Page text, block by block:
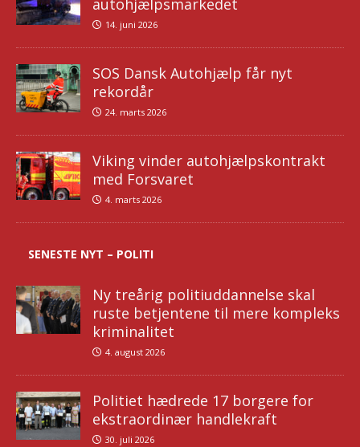
14. juni 2026
SOS Dansk Autohjælp får nyt
rekordår
24. marts 2026
Viking vinder autohjælpskontrakt
med Forsvaret
4. marts 2026
SENESTE NYT – POLITI
Ny treårig politiuddannelse skal
ruste betjentene til mere kompleks
kriminalitet
4. august 2026
Politiet hædrede 17 borgere for
ekstraordinær handlekraft
30. juli 2026